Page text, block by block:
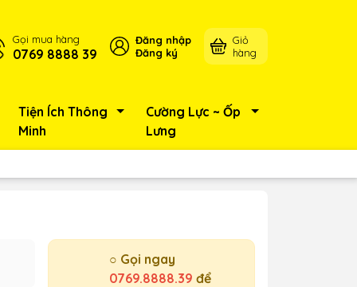
Gọi mua hàng
0769 8888 39
Đăng nhập
Đăng ký
Giỏ
hàng
Tiện Ích Thông
Minh
Cường Lực ~ Ốp
Lưng
○ Gọi ngay
0769.8888.39 để